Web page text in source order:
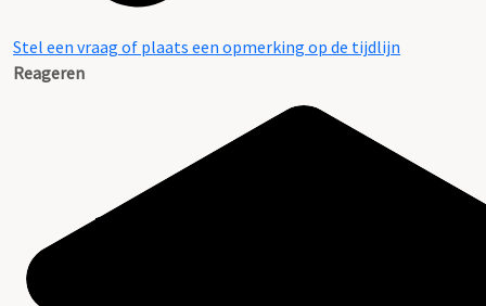
Stel een vraag of plaats een opmerking op de tijdlijn
Reageren